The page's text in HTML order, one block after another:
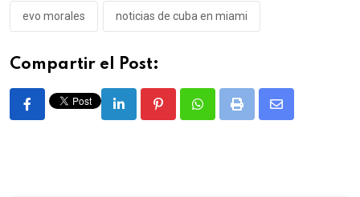
evo morales noticias de cuba en miami
Compartir el Post:
LinkedIn PinterestWhatsappPrint
Share